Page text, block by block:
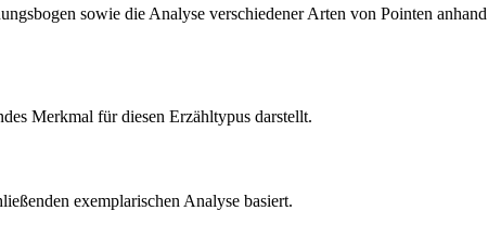
sowie die Analyse verschiedener Arten von Pointen anhand
Merkmal für diesen Erzähltypus darstellt.
exemplarischen Analyse basiert.